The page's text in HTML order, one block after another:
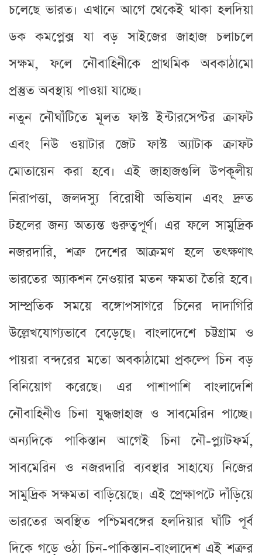
চলেছে ভারত। এখানে আগে থেকেই থাকা হলদিয়া
ডক কমপ্লেক্স যা বড় সাইজের জাহাজ চলাচলে
সক্ষম, ফলে নৌবাহিনীকে প্রাথমিক অবকাঠামো
প্রস্তুত অবস্থায় পাওয়া যাচ্ছে।
নতুন নৌঘাঁটিতে মূলত ফাস্ট ইন্টারসেপ্টর ক্রাফট
এবং নিউ ওয়াটার জেট ফাস্ট অ্যাটাক ক্রাফট
মোতায়েন করা হবে। এই জাহাজগুলি উপকূলীয়
নিরাপত্তা, জলদস্যু বিরোধী অভিযান এবং দ্রুত
টহলের জন্য অত্যন্ত গুরুত্বপূর্ণ। এর ফলে সামুদ্রিক
নজরদারি, শত্রু দেশের আক্রমণ হলে তৎক্ষণাৎ
ভারতের অ্যাকশন নেওয়ার মতন ক্ষমতা তৈরি হবে।
সাম্প্রতিক সময়ে বঙ্গোপসাগরে চিনের দাদাগিরি
উল্লেখযোগ্যভাবে বেড়েছে। বাংলাদেশে চট্টগ্রাম ও
পায়রা বন্দরের মতো অবকাঠামো প্রকল্পে চিন বড়
বিনিয়োগ করেছে। এর পাশাপাশি বাংলাদেশি
নৌবাহিনীও চিনা যুদ্ধজাহাজ ও সাবমেরিন পাচ্ছে।
অন্যদিকে পাকিস্তান আগেই চিনা নৌ-প্ল্যাটফর্ম,
সাবমেরিন ও নজরদারি ব্যবস্থার সাহায্যে নিজের
সামুদ্রিক সক্ষমতা বাড়িয়েছে। এই প্রেক্ষাপটে দাঁড়িয়ে
ভারতের অবস্থিত পশ্চিমবঙ্গের হলদিয়ার ঘাঁটি পূর্ব
দিকে গড়ে ওঠা চিন-পাকিস্তান-বাংলাদেশ এই শত্রুর